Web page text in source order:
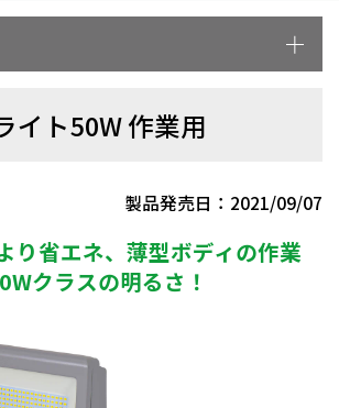
イト50W 作業用
製品発売日：2021/09/07
り省エネ、薄型ボディの作業
クラスの明るさ！